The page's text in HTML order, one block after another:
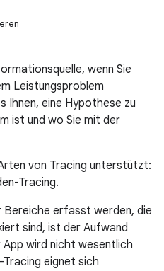
wenn Sie
Leistungsproblem
Ihnen, eine Hypothese zu
ist und wo Sie mit der
von Tracing unterstützt:
Tracing.
Bereiche erfasst werden, die
sind, ist der Aufwand
App wird nicht wesentlich
eignet sich